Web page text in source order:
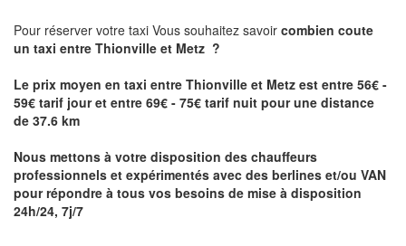
Pour réserver votre taxi Vous souhaitez savoir combien coute
un taxi entre Thionville et Metz ?
Le prix moyen en taxi entre Thionville et Metz est entre 56€ -
59€ tarif jour et entre 69€ - 75€ tarif nuit pour une distance
de 37.6 km
Nous mettons à votre disposition des chauffeurs
professionnels et expérimentés avec des berlines et/ou VAN
pour répondre à tous vos besoins de mise à disposition
24h/24, 7j/7